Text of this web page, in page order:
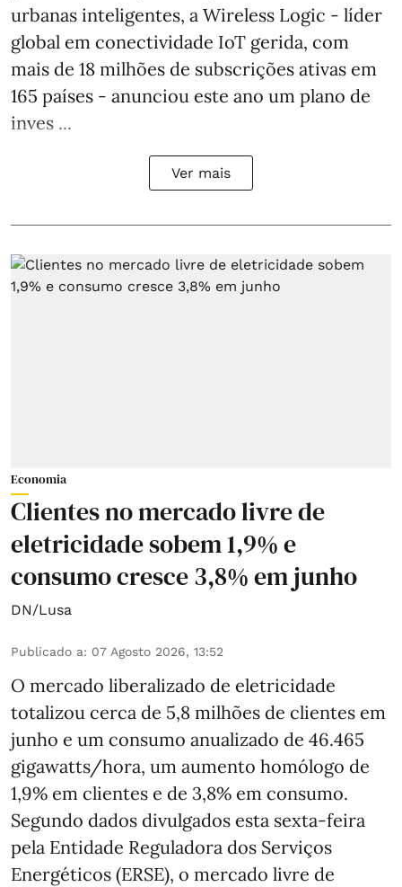
urbanas inteligentes, a Wireless Logic - líder
global em conectividade IoT gerida, com
mais de 18 milhões de subscrições ativas em
165 países - anunciou este ano um plano de
inves ...
Ver mais
Economia
Clientes no mercado livre de
eletricidade sobem 1,9% e
consumo cresce 3,8% em junho
DN/Lusa
Publicado a: 07 Agosto 2026, 13:52
O mercado liberalizado de eletricidade
totalizou cerca de 5,8 milhões de clientes em
junho e um consumo anualizado de 46.465
gigawatts/hora, um aumento homólogo de
1,9% em clientes e de 3,8% em consumo.
Segundo dados divulgados esta sexta-feira
pela Entidade Reguladora dos Serviços
Energéticos (ERSE), o mercado livre de